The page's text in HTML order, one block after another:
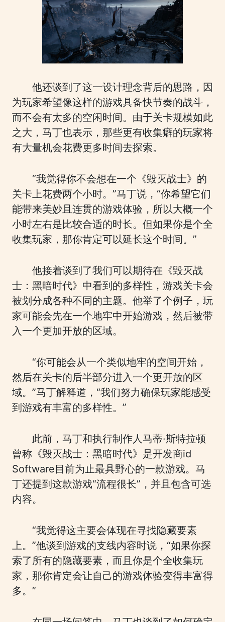
他还谈到了这一设计理念背后的思路，因
为玩家希望像这样的游戏具备快节奏的战斗，
而不会有太多的空闲时间。由于关卡规模如此
之大，马丁也表示，那些更有收集癖的玩家将
有大量机会花费更多时间去探索。
“我觉得你不会想在一个《毁灭战士》的
关卡上花费两个小时。”马丁说，“你希望它们
能带来美妙且连贯的游戏体验，所以大概一个
小时左右是比较合适的时长。但如果你是个全
收集玩家，那你肯定可以延长这个时间。”
他接着谈到了我们可以期待在《毁灭战
士：黑暗时代》中看到的多样性，游戏关卡会
被划分成各种不同的主题。他举了个例子，玩
家可能会先在一个地牢中开始游戏，然后被带
入一个更加开放的区域。
“你可能会从一个类似地牢的空间开始，
然后在关卡的后半部分进入一个更开放的区
域。”马丁解释道，“我们努力确保玩家能感受
到游戏有丰富的多样性。”
此前，马丁和执行制作人马蒂·斯特拉顿
曾称《毁灭战士：黑暗时代》是开发商id
Software目前为止最具野心的一款游戏。马
丁还提到这款游戏“流程很长”，并且包含可选
内容。
“我觉得这主要会体现在寻找隐藏要素
上。”他谈到游戏的支线内容时说，“如果你探
索了所有的隐藏要素，而且你是个全收集玩
家，那你肯定会让自己的游戏体验变得丰富得
多。”